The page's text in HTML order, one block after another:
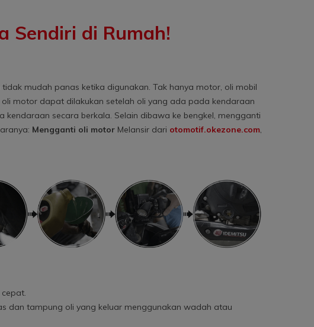
Sendiri di Rumah!
mudah panas ketika digunakan. Tak hanya motor, oli mobil
motor dapat dilakukan setelah oli yang ada pada kendaraan
secara berkala. Selain dibawa ke bengkel, mengganti
Mengganti oli motor Melansir dari otomotif.okezone.com,
dan tampung oli yang keluar menggunakan wadah atau